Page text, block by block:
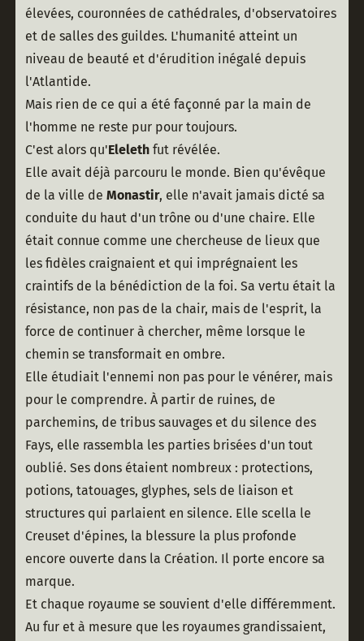
élevées, couronnées de cathédrales, d'observatoires
et de salles des guildes. L'humanité atteint un
niveau de beauté et d'érudition inégalé depuis
l'Atlantide.
Mais rien de ce qui a été façonné par la main de
l'homme ne reste pur pour toujours.
C'est alors qu'Eleleth fut révélée.
Elle avait déjà parcouru le monde. Bien qu'évêque
de la ville de Monastir, elle n'avait jamais dicté sa
conduite du haut d'un trône ou d'une chaire. Elle
était connue comme une chercheuse de lieux que
les fidèles craignaient et qui imprégnaient les
craintifs de la bénédiction de la foi. Sa vertu était la
résistance, non pas de la chair, mais de l'esprit, la
force de continuer à chercher, même lorsque le
chemin se transformait en ombre.
Elle étudiait l'ennemi non pas pour le vénérer, mais
pour le comprendre. À partir de ruines, de
parchemins, de tribus sauvages et du silence des
Fays, elle rassembla les parties brisées d'un tout
oublié. Ses dons étaient nombreux : protections,
potions, tatouages, glyphes, sels de liaison et
structures qui parlaient en silence. Elle scella le
Creuset d'épines, la blessure la plus profonde
encore ouverte dans la Création. Il porte encore sa
marque.
Et chaque royaume se souvient d'elle différemment.
Au fur et à mesure que les royaumes grandissaient,